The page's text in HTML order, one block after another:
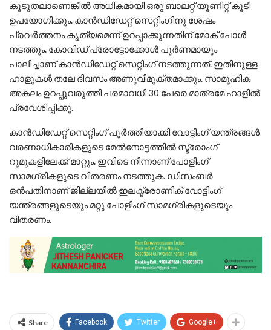
കൂടുതലാണെങ്കില്‍ അധികമായി ഒരു ബാലറ്റ് യൂണിറ്റ് കൂടി
ഉപയോഗിക്കും. കാന്‍ഡിഡേറ്റ് സെറ്റിംഗിനു ശേഷം
പ്രവര്‍ത്തനം കൃത്യമെന്ന് ഉറപ്പാക്കുന്നതിന് മോക് പോള്‍
നടത്തും. കോവിഡ് പ്രോട്ടോക്കോള്‍ പൂര്‍ണമായും
പാലിച്ചാണ് കാന്‍ഡിഡേറ്റ് സെറ്റിംഗ് നടത്തുന്നത്. ഇതിനുള്ള
ഹാളുകള്‍ തലേ ദിവസം അണുവിമുക്തമാക്കും. സാമൂഹിക
അകലം ഉറപ്പുവരുത്തി പരമാവധി 30 പേരെ മാത്രമേ ഹാളില്‍
പ്രവേശിപ്പിക്കൂ.
കാന്‍ഡിഡേറ്റ് സെറ്റിംഗ് പൂര്‍ത്തിയാക്കി വോട്ടിംഗ് യന്ത്രങ്ങള്‍
വരണാധികാരികളുടെ മേല്‍നോട്ടത്തില്‍ സ്ട്രോംഗ്
റൂമുകളിലേക്ക് മാറ്റും. ഇവിടെ നിന്നാണ് പോളിംഗ്
സാമഗ്രികളുടെ വിതരണം നടത്തുക. ഡിസംബര്‍
ഒന്‍പതിനാണ് ജില്ലയില്‍ ഇലക്ട്രോണിക് വോട്ടിംഗ്
യന്ത്രങ്ങളുടെയും മറ്റു പോളിംഗ് സാമഗ്രികളുടെയും
വിതരണം.
Share Facebook Twitter Google+